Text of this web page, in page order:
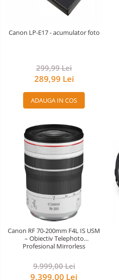
Canon LP-E17 - acumulator foto
299,99 Lei
289,99 Lei
ADAUGA IN COS
Canon RF 70-200mm F4L IS USM
– Obiectiv Telephoto
Profesional Mirrorless
9.999,00 Lei
9.399,00 Lei